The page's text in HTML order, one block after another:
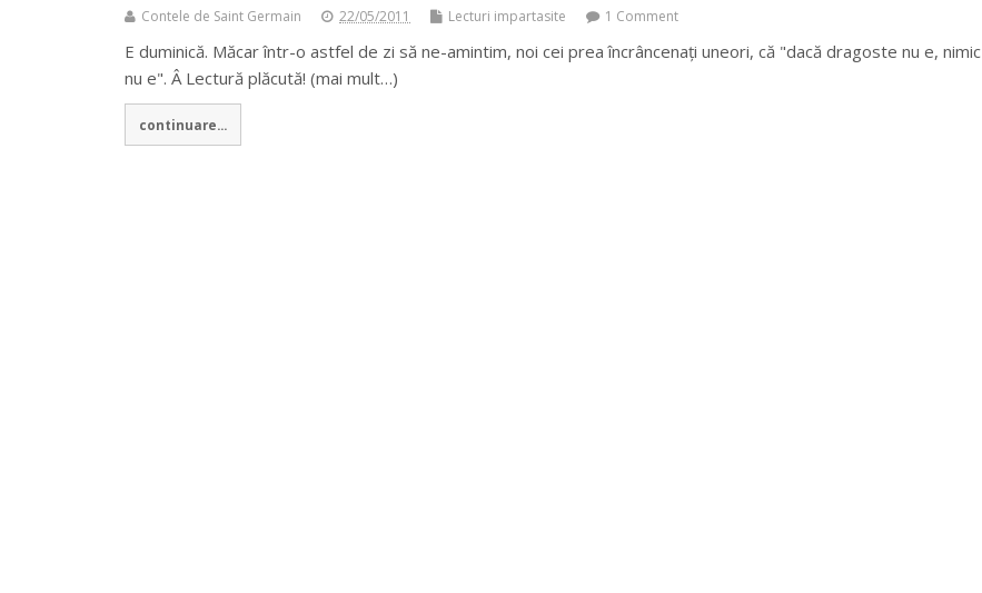
Contele de Saint Germain 22/05/2011 Lecturi impartasite 1 Comment
E duminică. Măcar într-o astfel de zi să ne-amintim, noi cei prea încrâncenați uneori, că "dacă dragoste nu e, nimic
nu e". Â Lectură plăcută! (mai mult…)
continuare...